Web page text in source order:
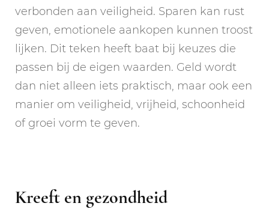
verbonden aan veiligheid. Sparen kan rust
geven, emotionele aankopen kunnen troost
lijken. Dit teken heeft baat bij keuzes die
passen bij de eigen waarden. Geld wordt
dan niet alleen iets praktisch, maar ook een
manier om veiligheid, vrijheid, schoonheid
of groei vorm te geven.
Kreeft en gezondheid